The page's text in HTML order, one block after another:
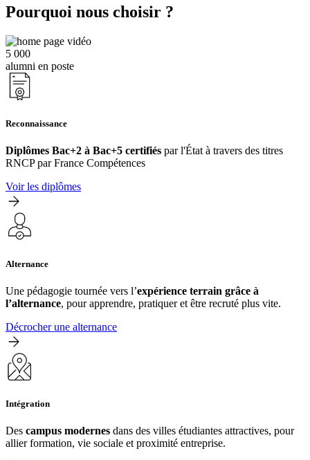
Pourquoi nous choisir ?
5 000
alumni en poste
Reconnaissance
Diplômes Bac+2 à Bac+5 certifiés par l'État à travers des titres
RNCP par France Compétences
Voir les diplômes
Alternance
Une pédagogie tournée vers l’expérience terrain grâce à
l’alternance, pour apprendre, pratiquer et être recruté plus vite.
Décrocher une alternance
Intégration
Des campus modernes dans des villes étudiantes attractives, pour
allier formation, vie sociale et proximité entreprise.